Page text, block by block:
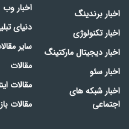
اخبار برندینگ
اخبار تکنولوژی
اخبار دیجیتال مارکتینگ
اخبار سئو
اخبار شبکه های
اجتماعی
اخبار وب
دنیای
سایر
مقالات
مقالات
مقالات